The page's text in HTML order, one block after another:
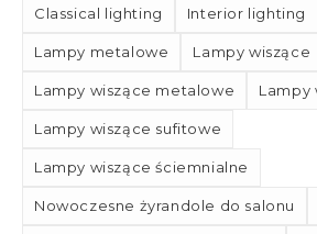
Classical lighting Interior lighting
Lampy metalowe Lampy wiszące
Lampy wiszące metalowe Lampy
Lampy wiszące sufitowe
Lampy wiszące ściemnialne
Nowoczesne żyrandole do salonu